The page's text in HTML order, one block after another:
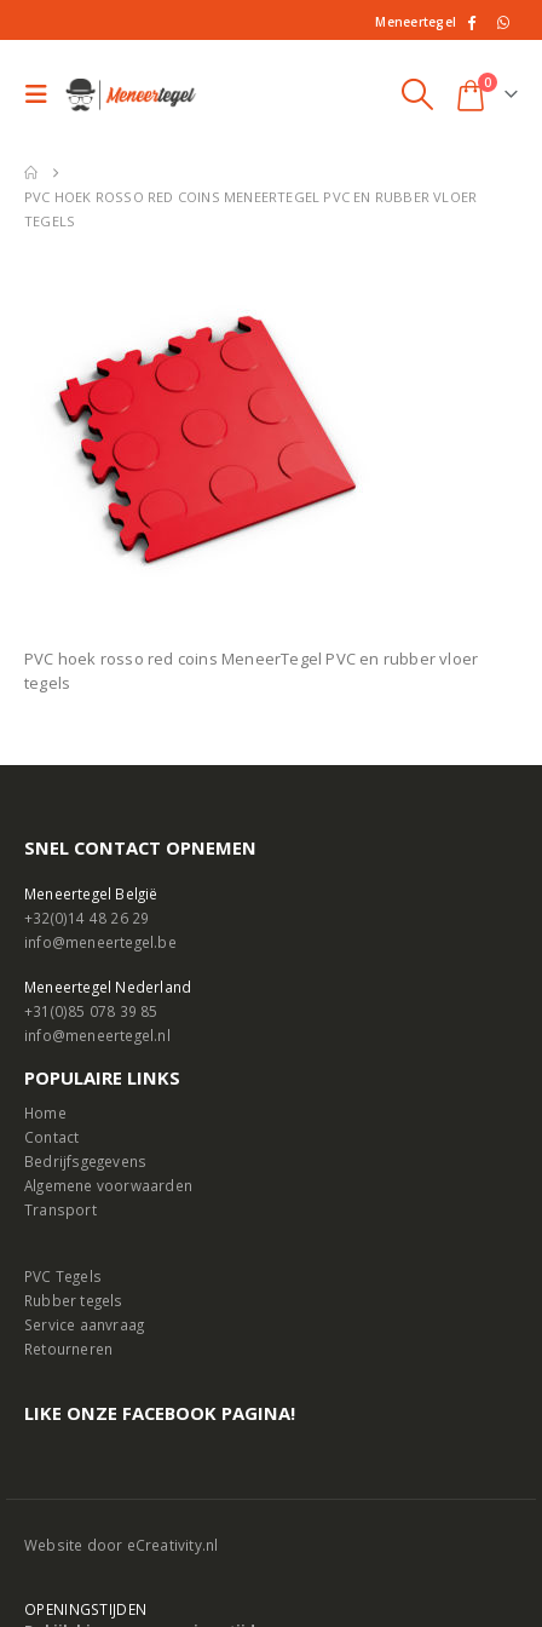
Meneertegel
0
PVC HOEK ROSSO RED COINS MENEERTEGEL PVC EN RUBBER VLOER
TEGELS
PVC hoek rosso red coins MeneerTegel PVC en rubber vloer
tegels
SNEL CONTACT OPNEMEN
Meneertegel België
+32(0)14 48 26 29
info@meneertegel.be
Meneertegel Nederland
+31(0)85 078 39 85
info@meneertegel.nl
POPULAIRE LINKS
Home
Contact
Bedrijfsgegevens
Algemene voorwaarden
Transport
PVC Tegels
Rubber tegels
Service aanvraag
Retourneren
LIKE ONZE FACEBOOK PAGINA!
Website door eCreativity.nl
OPENINGSTIJDEN